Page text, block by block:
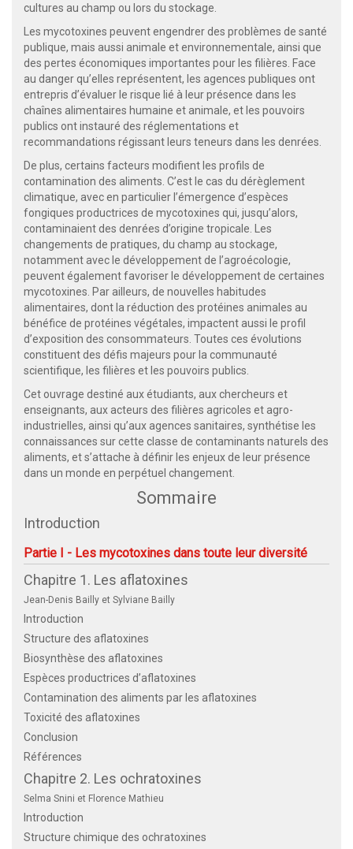
cultures au champ ou lors du stockage.
Les mycotoxines peuvent engendrer des problèmes de santé
publique, mais aussi animale et environnementale, ainsi que
des pertes économiques importantes pour les filières. Face
au danger qu’elles représentent, les agences publiques ont
entrepris d’évaluer le risque lié à leur présence dans les
chaînes alimentaires humaine et animale, et les pouvoirs
publics ont instauré des réglementations et
recommandations régissant leurs teneurs dans les denrées.
De plus, certains facteurs modifient les profils de
contamination des aliments. C’est le cas du dérèglement
climatique, avec en particulier l’émergence d’espèces
fongiques productrices de mycotoxines qui, jusqu’alors,
contaminaient des denrées d’origine tropicale. Les
changements de pratiques, du champ au stockage,
notamment avec le développement de l’agroécologie,
peuvent également favoriser le développement de certaines
mycotoxines. Par ailleurs, de nouvelles habitudes
alimentaires, dont la réduction des protéines animales au
bénéfice de protéines végétales, impactent aussi le profil
d’exposition des consommateurs. Toutes ces évolutions
constituent des défis majeurs pour la communauté
scientifique, les filières et les pouvoirs publics.
Cet ouvrage destiné aux étudiants, aux chercheurs et
enseignants, aux acteurs des filières agricoles et agro-
industrielles, ainsi qu’aux agences sanitaires, synthétise les
connaissances sur cette classe de contaminants naturels des
aliments, et s’attache à définir les enjeux de leur présence
dans un monde en perpétuel changement.
Sommaire
Introduction
Partie I - Les mycotoxines dans toute leur diversité
Chapitre 1. Les aflatoxines
Jean-Denis Bailly et Sylviane Bailly
Introduction
Structure des aflatoxines
Biosynthèse des aflatoxines
Espèces productrices d’aflatoxines
Contamination des aliments par les aflatoxines
Toxicité des aflatoxines
Conclusion
Références
Chapitre 2. Les ochratoxines
Selma Snini et Florence Mathieu
Introduction
Structure chimique des ochratoxines